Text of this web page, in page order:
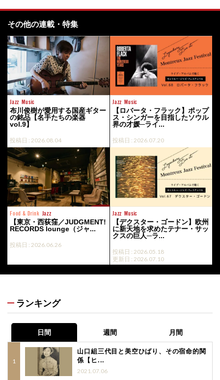
その他の連載・特集
Jazz Music
布川俊樹が愛用する国産ギター
の銘品【名手たちの楽器
vol.9】
投稿日 : 2026.08.04
Jazz Music
【ロバータ・フラック】ポップ
ス・シンガーを目指したソウル
界の才媛─ライ...
投稿日 : 2026.07.20
Food & Drink Jazz
【東京・西荻窪／JUDGMENT!
RECORDS lounge（ジャ...
投稿日 : 2026.06.26
Jazz Music
【デクスター・ゴードン】欧州
に新天地を求めたテナー・サッ
クスの巨人─ラ...
投稿日 : 2026.05.18
更新日 : 2026.07.10
ランキング
日間 週間 月間
山口組三代目と美空ひばり、その宿命的関
係【ヒ...
2021.07.06